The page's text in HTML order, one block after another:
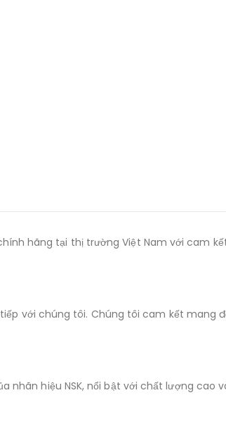
hãng tại thị trường Việt Nam với cam
với chúng tôi. Chúng tôi cam kết mang
nhãn hiệu NSK, nổi bật với chất lượng cao